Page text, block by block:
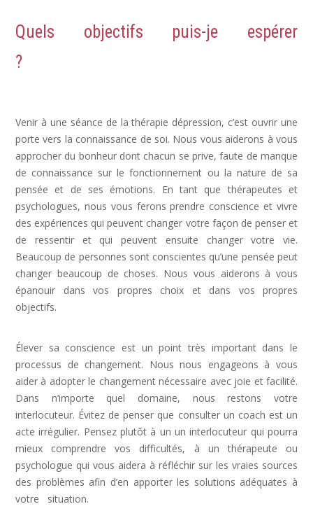
Quels objectifs puis-je espérer
?
Venir à une séance de la thérapie dépression, c’est ouvrir une
porte vers la connaissance de soi. Nous vous aiderons à vous
approcher du bonheur dont chacun se prive, faute de manque
de connaissance sur le fonctionnement ou la nature de sa
pensée et de ses émotions. En tant que thérapeutes et
psychologues, nous vous ferons prendre conscience et vivre
des expériences qui peuvent changer votre façon de penser et
de ressentir et qui peuvent ensuite changer votre vie.
Beaucoup de personnes sont conscientes qu’une pensée peut
changer beaucoup de choses. Nous vous aiderons à vous
épanouir dans vos propres choix et dans vos propres
objectifs.
Élever sa conscience est un point très important dans le
processus de changement. Nous nous engageons à vous
aider à adopter le changement nécessaire avec joie et facilité.
Dans n’importe quel domaine, nous restons votre
interlocuteur. Évitez de penser que consulter un coach est un
acte irrégulier. Pensez plutôt à un un interlocuteur qui pourra
mieux comprendre vos difficultés, à un thérapeute ou
psychologue qui vous aidera à réfléchir sur les vraies sources
des problèmes afin d’en apporter les solutions adéquates à
votre situation.